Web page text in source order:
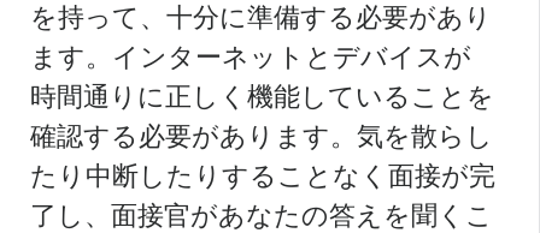
を持って、十分に準備する必要があり
ます。インターネットとデバイスが
時間通りに正しく機能していることを
確認する必要があります。気を散らし
たり中断したりすることなく面接が完
了し、面接官があなたの答えを聞くこ